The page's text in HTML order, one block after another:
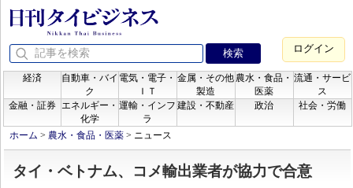
ログイン
経済
自動車・バイ
ク
電気・電子・
ＩＴ
金属・その他
製造
農水・食品・
医薬
流通・サービ
ス
金融・証券
エネルギー・
化学
運輸・インフ
ラ
建設・不動産 政治 社会・労働
ホーム > 農水・食品・医薬 > ニュース
タイ・ベトナム、コメ輸出業者が協力で合意